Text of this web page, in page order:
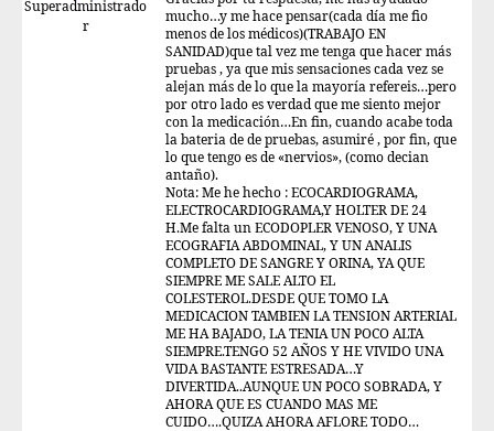
Superadministrado
r
mucho…y me hace pensar(cada día me fio
menos de los médicos)(TRABAJO EN
SANIDAD)que tal vez me tenga que hacer más
pruebas , ya que mis sensaciones cada vez se
alejan más de lo que la mayoría refereis…pero
por otro lado es verdad que me siento mejor
con la medicación…En fin, cuando acabe toda
la bateria de de pruebas, asumiré , por fin, que
lo que tengo es de «nervios», (como decian
antaño).
Nota: Me he hecho : ECOCARDIOGRAMA,
ELECTROCARDIOGRAMA,Y HOLTER DE 24
H.Me falta un ECODOPLER VENOSO, Y UNA
ECOGRAFIA ABDOMINAL, Y UN ANALIS
COMPLETO DE SANGRE Y ORINA, YA QUE
SIEMPRE ME SALE ALTO EL
COLESTEROL.DESDE QUE TOMO LA
MEDICACION TAMBIEN LA TENSION ARTERIAL
ME HA BAJADO, LA TENIA UN POCO ALTA
SIEMPRE.TENGO 52 AÑOS Y HE VIVIDO UNA
VIDA BASTANTE ESTRESADA…Y
DIVERTIDA..AUNQUE UN POCO SOBRADA, Y
AHORA QUE ES CUANDO MAS ME
CUIDO….QUIZA AHORA AFLORE TODO…